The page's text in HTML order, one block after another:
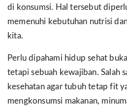
di konsumsi. Hal tersebut
memenuhi kebutuhan nutrisi
kita.
Perlu dipahami hidup sehat
tetapi sebuah kewajiban. Salah
kesehatan agar tubuh tetap fit
mengkonsumsi makanan,